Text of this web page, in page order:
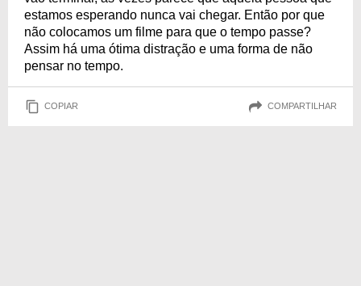
estamos esperando nunca vai chegar. Então por que
não colocamos um filme para que o tempo passe?
Assim há uma ótima distração e uma forma de não
pensar no tempo.
COPIAR COMPARTILHAR